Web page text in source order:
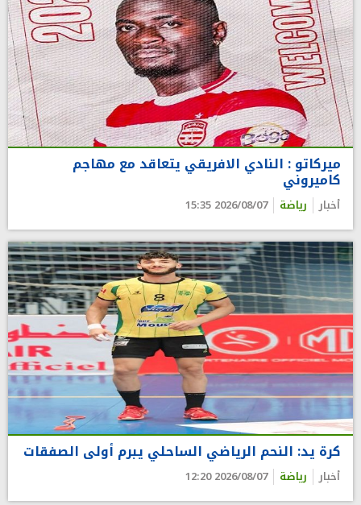
ميركاتو : النادي الافريقي يتعاقد مع مهاجم
كاميروني
أخبار رياضة 2026/08/07 15:35
كرة يد: النحم الرياضي الساحلي يبرم أولى الصفقات
أخبار رياضة 2026/08/07 12:20